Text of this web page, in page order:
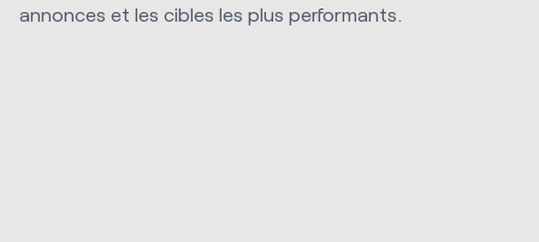
annonces et les cibles les plus performants.